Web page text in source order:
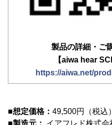
製品の詳細・ご
【aiwa hear
https://aiwa.net/
■想定価格： 49,500円（税込）
■製造元：
イアフレド株式会